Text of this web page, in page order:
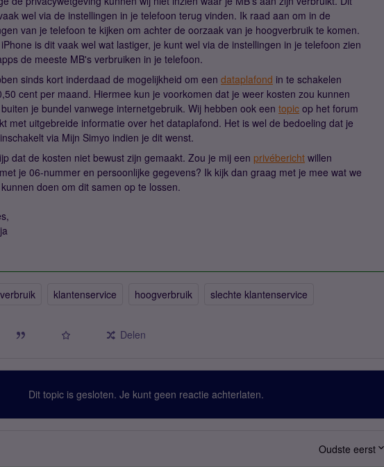
wel via de instellingen in je telefoon terug vinden. Ik raad aan om in de
van je telefoon te kijken om achter de oorzaak van je hoogverbruik te komen.
is dit vaak wel wat lastiger, je kunt wel via de instellingen in je telefoon zien
de meeste MB's verbruiken in je telefoon.
sinds kort inderdaad de mogelijkheid om een dataplafond in te schakelen
cent per maand. Hiermee kun je voorkomen dat je weer kosten zou kunnen
je bundel vanwege internetgebruik. Wij hebben ook een topic op het forum
met uitgebreide informatie over het dataplafond. Het is wel de bedoeling dat je
via Mijn Simyo indien je dit wenst.
dat de kosten niet bewust zijn gemaakt. Zou je mij een privébericht willen
je 06-nummer en persoonlijke gegevens? Ik kijk dan graag met je mee wat we
doen om dit samen op te lossen.
verbruik klantenservice hoogverbruik slechte klantenservice
Delen
Dit topic is gesloten. Je kunt geen reactie achterlaten.
Oudste eerst